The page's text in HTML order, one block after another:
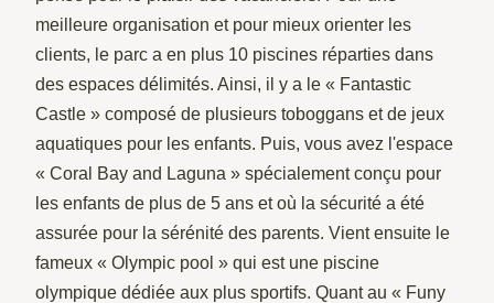
meilleure organisation et pour mieux orienter les
clients, le parc a en plus 10 piscines réparties dans
des espaces délimités. Ainsi, il y a le « Fantastic
Castle » composé de plusieurs toboggans et de jeux
aquatiques pour les enfants. Puis, vous avez l'espace
« Coral Bay and Laguna » spécialement conçu pour
les enfants de plus de 5 ans et où la sécurité a été
assurée pour la sérénité des parents. Vient ensuite le
fameux « Olympic pool » qui est une piscine
olympique dédiée aux plus sportifs. Quant au « Funy